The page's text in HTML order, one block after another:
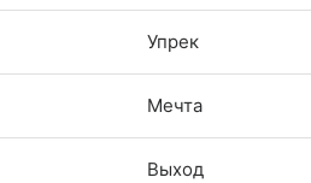
Упрек
Мечта
Выход